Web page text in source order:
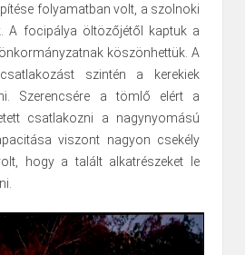
folyamatban volt, a szolnoki
A focipálya öltözőjétől kaptuk a
köszönhettük. A
szintén a kerekiek
Szerencsére a tömlő elért a
csatlakozni a nagynyomású
viszont nagyon csekély
hogy a talált alkatrészeket le